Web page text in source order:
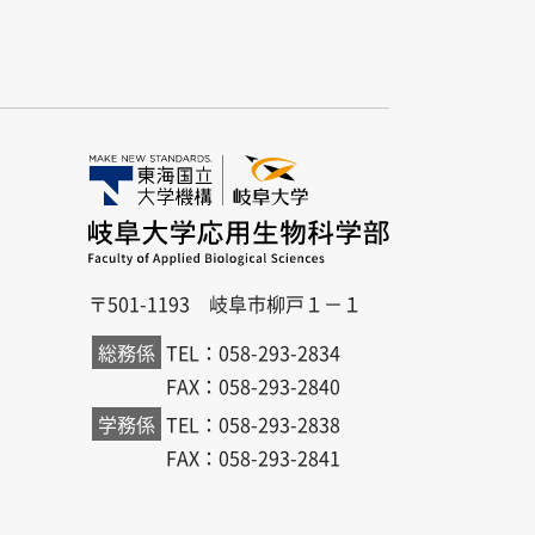
〒501-1193 岐阜市柳戸１－１
総務係 TEL：058-293-2834
FAX：058-293-2840
学務係 TEL：058-293-2838
FAX：058-293-2841